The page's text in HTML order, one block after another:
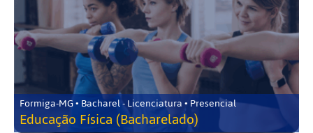
Formiga-MG • Bacharel - Licenciatura • Presencial
Educação Física (Bacharelado)